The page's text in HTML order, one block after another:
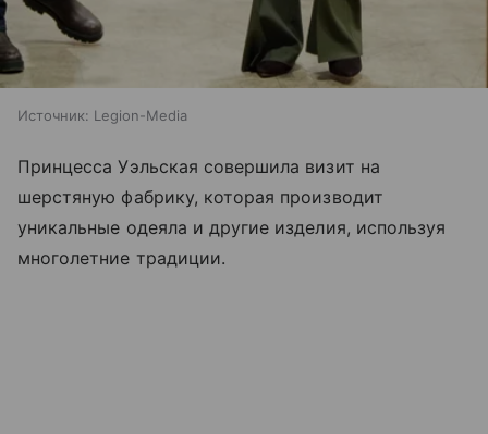
Источник: Legion-Media
Принцесса Уэльская совершила визит на
шерстяную фабрику, которая производит
уникальные одеяла и другие изделия, используя
многолетние традиции.